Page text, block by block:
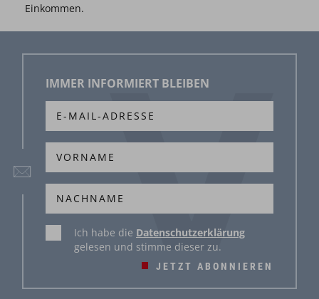
Einkommen.
IMMER INFORMIERT BLEIBEN
JETZT ABONNIEREN
Ich habe die Datenschutzerklärung
gelesen und stimme dieser zu.